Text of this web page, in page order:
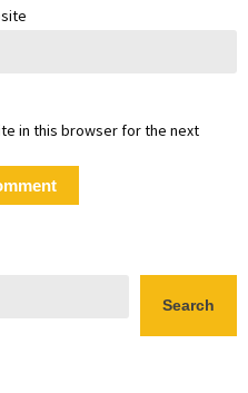
in this browser for the next
Search